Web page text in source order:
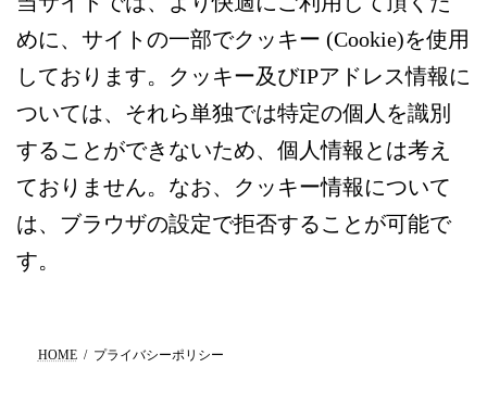
めに、サイトの一部でクッキー (Cookie)を使用
しております。クッキー及びIPアドレス情報に
ついては、それら単独では特定の個人を識別
することができないため、個人情報とは考え
ておりません。なお、クッキー情報について
は、ブラウザの設定で拒否することが可能で
す。
HOME プライバシーポリシー